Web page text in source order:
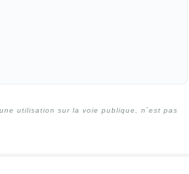
utilisation sur la voie publique, n`est pas